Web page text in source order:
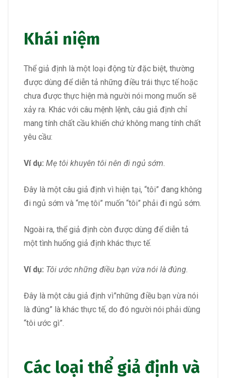
Khái niệm
Thể giả định là một loại động từ đặc biệt, thường
được dùng để diễn tả những điều trái thực tế hoặc
chưa được thực hiện mà người nói mong muốn sẽ
xảy ra. Khác với câu mệnh lệnh, câu giả định chỉ
mang tính chất cầu khiến chứ không mang tính chất
yêu cầu:
Ví dụ: Mẹ tôi khuyên tôi nên đi ngủ sớm.
Đây là một câu giả định vì hiện tại, “tôi” đang không
đi ngủ sớm và “mẹ tôi” muốn “tôi” phải đi ngủ sớm.
Ngoài ra, thể giả định còn được dùng để diễn tả
một tình huống giả định khác thực tế.
Ví dụ: Tôi ước những điều bạn vừa nói là đúng.
Đây là một câu giả định vì”những điều bạn vừa nói
là đúng” là khác thực tế, do đó người nói phải dùng
“tôi ước gì”.
Các loại thể giả định và